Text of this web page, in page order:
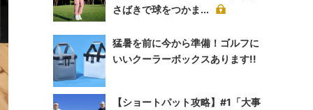
さばきで球をつかま...
猛暑を前に今から準備！ゴルフに
いいクーラーボックスあります!!
【ショートパット攻略】#1「大事